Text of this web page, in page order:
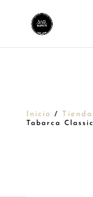
Inicio / Tienda
Tabarca